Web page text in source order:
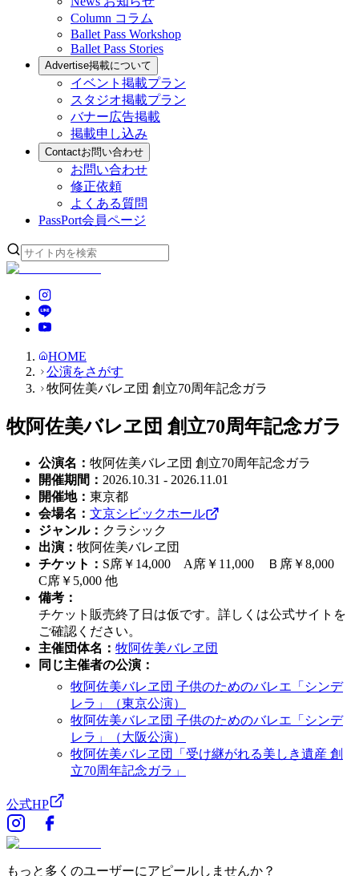
Column コラム
Ballet Pass Workshop
Ballet Pass Stories
Advertise掲載について
イベント掲載プラン
スタジオ掲載プラン
バナー広告掲載
掲載申し込み
Contactお問い合わせ
お問い合わせ
修正依頼
よくある質問
PassPort会員ページ
HOME
公演をさがす
牧阿佐美バレヱ団 創立70周年記念ガラ
牧阿佐美バレヱ団 創立70周年記念ガラ
公演名 ： 牧阿佐美バレヱ団 創立70周年記念ガラ
開催期間 ： 2026.10.31 - 2026.11.01
開催地： 東京都
会場名 ： 文京シビックホール
ジャンル： クラシック
出演 ： 牧阿佐美バレヱ団
チケット ： S席￥14,000 A席￥11,000 Ｂ席￥8,000
C席￥5,000 他
備考 ：
チケット販売終了日は仮です。詳しくは公式サイトを
ご確認ください。
主催団体名 ： 牧阿佐美バレヱ団
同じ主催者の公演 ：
牧阿佐美バレヱ団 子供のためのバレエ「シンデ
レラ」（東京公演）
牧阿佐美バレヱ団 子供のためのバレエ「シンデ
レラ」（大阪公演）
牧阿佐美バレヱ団「受け継がれる美しき遺産 創
立70周年記念ガラ」
公式HP
もっと多くのユーザーにアピールしませんか？